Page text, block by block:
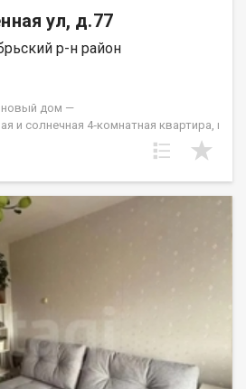
ул, д.77
р-н район
новый дом —
и солнечная 4‑комнатная квартира,
4‑м этаже 5‑этажного дома, а окна
света и свежего воздуха.
воплотить в жизнь ваши
инфраструктурой: буквально в двух шагах
и «Магнит» для ежедневных покупок,
—
Остановка общественного
квартира ждёт именно вас!
пользователя: 199087 Номер в